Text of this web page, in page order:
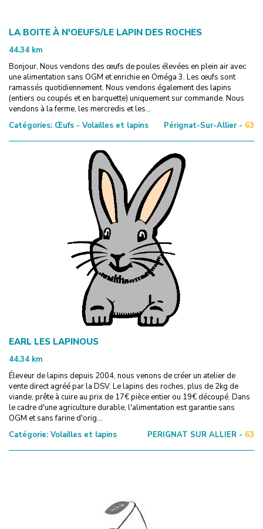
LA BOITE À N'OEUFS/LE LAPIN DES ROCHES
44.34 km
Bonjour, Nous vendons des œufs de poules élevées en plein air avec
une alimentation sans OGM et enrichie en Oméga 3. Les œufs sont
ramassés quotidiennement. Nous vendons également des lapins
(entiers ou coupés et en barquette) uniquement sur commande. Nous
vendons à la ferme, les mercredis et les...
Catégories: Œufs - Volailles et lapins Pérignat-Sur-Allier - 63
EARL LES LAPINOUS
44.34 km
Éleveur de lapins depuis 2004, nous venons de créer un atelier de
vente direct agréé par la DSV. Le lapins des roches, plus de 2kg de
viande, prête à cuire au prix de 17€ pièce entier ou 19€ découpé. Dans
le cadre d'une agriculture durable, l'alimentation est garantie sans
OGM et sans farine d'orig...
Catégorie: Volailles et lapins PERIGNAT SUR ALLIER - 63